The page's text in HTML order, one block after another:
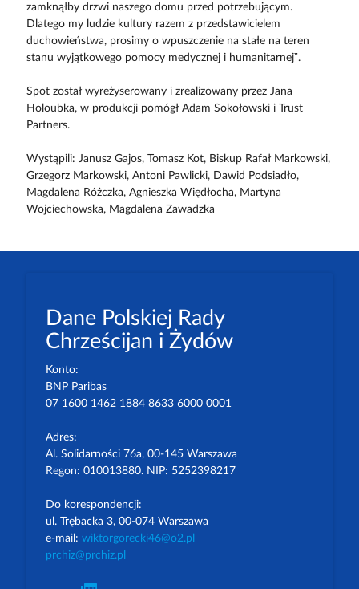
zamknąłby drzwi naszego domu przed potrzebującym.
Dlatego my ludzie kultury razem z przedstawicielem
duchowieństwa, prosimy o wpuszczenie na stałe na teren
stanu wyjątkowego pomocy medycznej i humanitarnej”.
Spot został wyreżyserowany i zrealizowany przez Jana
Holoubka, w produkcji pomógł Adam Sokołowski i Trust
Partners.
Wystąpili: Janusz Gajos, Tomasz Kot, Biskup Rafał Markowski,
Grzegorz Markowski, Antoni Pawlicki, Dawid Podsiadło,
Magdalena Różczka, Agnieszka Więdłocha, Martyna
Wojciechowska, Magdalena Zawadzka
Dane Polskiej Rady
Chrześcijan i Żydów
Konto:
BNP Paribas
07 1600 1462 1884 8633 6000 0001
Adres:
Al. Solidarności 76a, 00-145 Warszawa
Regon: 010013880. NIP: 5252398217
Do korespondencji:
ul. Trębacka 3, 00-074 Warszawa
e-mail: wiktorgorecki46@o2.pl
prchiz@prchiz.pl